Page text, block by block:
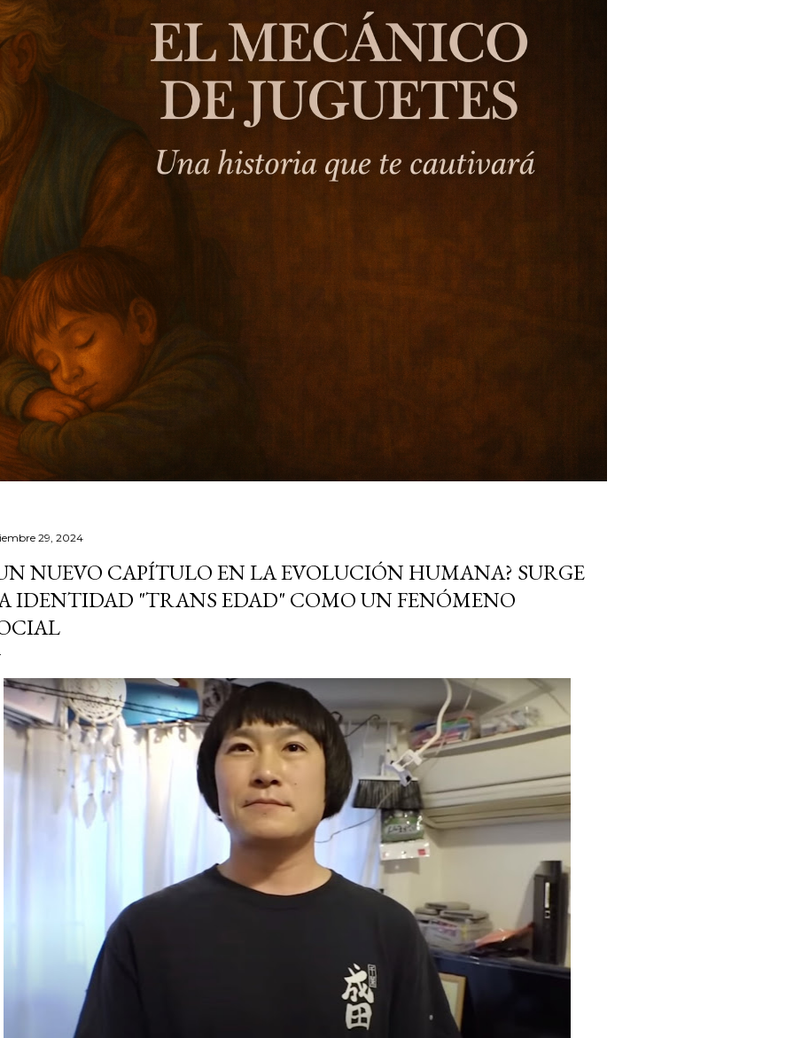
29, 2024
NUEVO CAPÍTULO EN LA EVOLUCIÓN HUMANA? SURGE
IDENTIDAD "TRANS EDAD" COMO UN FENÓMENO